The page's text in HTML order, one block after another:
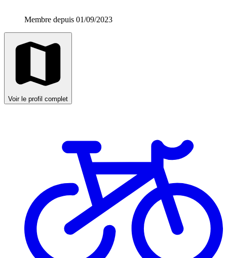
Membre depuis 01/09/2023
Voir le profil complet